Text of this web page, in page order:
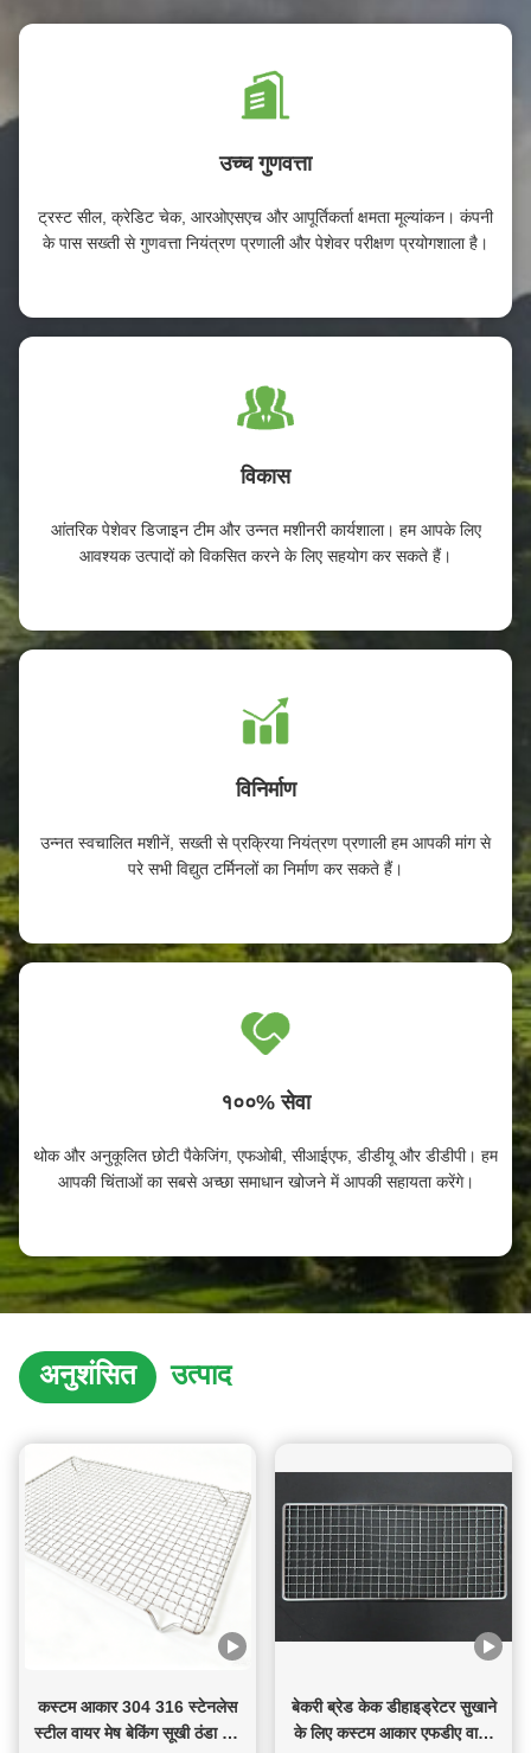
उच्च गुणवत्ता
ट्रस्ट सील, क्रेडिट चेक, आरओएसएच और आपूर्तिकर्ता क्षमता मूल्यांकन। कंपनी
के पास सख्ती से गुणवत्ता नियंत्रण प्रणाली और पेशेवर परीक्षण प्रयोगशाला है।
विकास
आंतरिक पेशेवर डिजाइन टीम और उन्नत मशीनरी कार्यशाला। हम आपके लिए
आवश्यक उत्पादों को विकसित करने के लिए सहयोग कर सकते हैं।
विनिर्माण
उन्नत स्वचालित मशीनें, सख्ती से प्रक्रिया नियंत्रण प्रणाली हम आपकी मांग से
परे सभी विद्युत टर्मिनलों का निर्माण कर सकते हैं।
१००% सेवा
थोक और अनुकूलित छोटी पैकेजिंग, एफओबी, सीआईएफ, डीडीयू और डीडीपी। हम
आपकी चिंताओं का सबसे अच्छा समाधान खोजने में आपकी सहायता करेंगे।
अनुशंसित उत्पाद
कस्टम आकार 304 316 स्टेनलेस
स्टील वायर मेष बेकिंग सूखी ठंडा जमे
बेकरी ब्रेड केक डीहाइड्रेटर सुखाने
के लिए कस्टम आकार एफडीए वायर